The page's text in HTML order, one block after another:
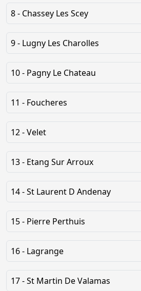
8 - Chassey Les Scey
9 - Lugny Les Charolles
10 - Pagny Le Chateau
11 - Foucheres
12 - Velet
13 - Etang Sur Arroux
14 - St Laurent D Andenay
15 - Pierre Perthuis
16 - Lagrange
17 - St Martin De Valamas